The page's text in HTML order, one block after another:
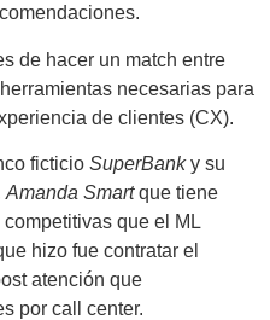
de hacer un match entre
necesarias para
de clientes (CX).
ficticio SuperBanky su
Amanda Smartque tiene
que el ML
hizo fue contratar el
atención que
por call center.